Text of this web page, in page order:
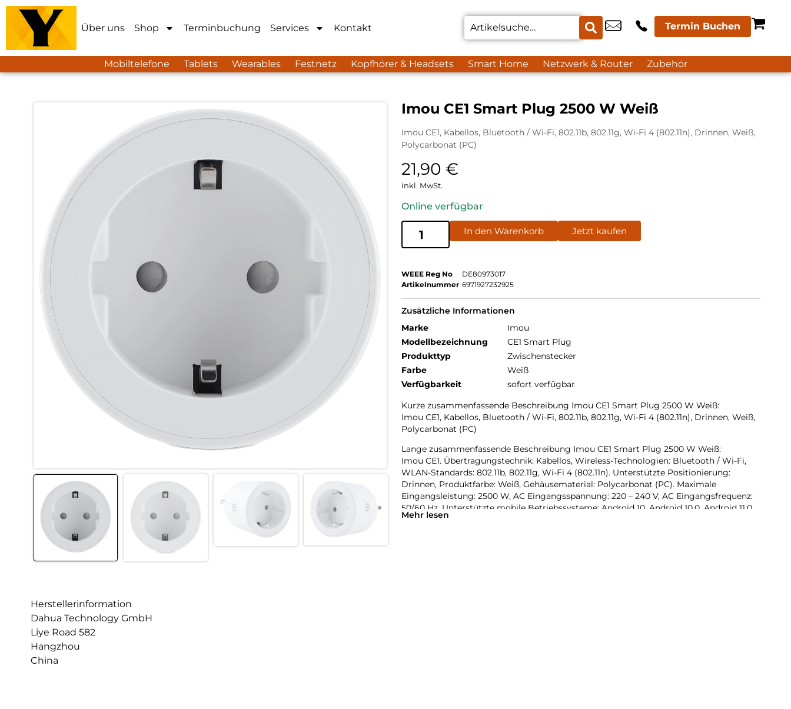
Über uns Shop Terminbuchung Services Kontakt Termin Buchen
Mobiltelefone Tablets Wearables Festnetz Kopfhörer & Headsets Smart Home Netzwerk & Router Zubehör
Imou CE1 Smart Plug 2500 W Weiß
Imou CE1, Kabellos, Bluetooth / Wi-Fi, 802.11b, 802.11g, Wi-Fi 4 (802.11n), Drinnen, Weiß,
Polycarbonat (PC)
21,90 €
inkl. MwSt.
Online verfügbar
In den Warenkorb Jetzt kaufen
WEEE Reg No
DE80973017
Artikelnummer 6971927232925
Zusätzliche Informationen
Marke
Imou
Modellbezeichnung
CE1 Smart Plug
Produkttyp
Zwischenstecker
Farbe
Weiß
Verfügbarkeit
sofort verfügbar
Kurze zusammenfassende Beschreibung Imou CE1 Smart Plug 2500 W Weiß:
Imou CE1, Kabellos, Bluetooth / Wi-Fi, 802.11b, 802.11g, Wi-Fi 4 (802.11n), Drinnen, Weiß,
Polycarbonat (PC)
Lange zusammenfassende Beschreibung Imou CE1 Smart Plug 2500 W Weiß:
Imou CE1. Übertragungstechnik: Kabellos, Wireless-Technologien: Bluetooth / Wi-Fi,
WLAN-Standards: 802.11b, 802.11g, Wi-Fi 4 (802.11n). Unterstützte Positionierung:
Drinnen, Produktfarbe: Weiß, Gehäusematerial: Polycarbonat (PC). Maximale
Eingangsleistung: 2500 W, AC Eingangsspannung: 220 – 240 V, AC Eingangsfrequenz:
50/60 Hz. Unterstützte mobile Betriebssysteme: Android 10, Android 10.0, Android 11.0,
Android 12.0, Android 13.0, Android 4.4, Android 5.0,.
Mehr lesen
Herstellerinformation
Dahua Technology GmbH
Liye Road 582
Hangzhou
China